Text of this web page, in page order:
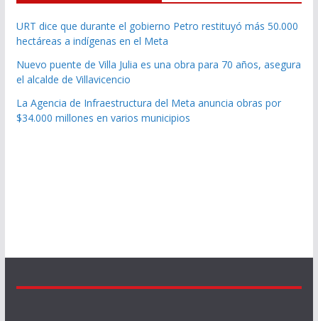
URT dice que durante el gobierno Petro restituyó más 50.000
hectáreas a indígenas en el Meta
Nuevo puente de Villa Julia es una obra para 70 años, asegura
el alcalde de Villavicencio
La Agencia de Infraestructura del Meta anuncia obras por
$34.000 millones en varios municipios